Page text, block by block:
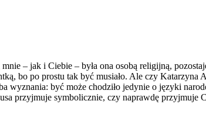
– jak i Ciebie – była ona osobą religijną,
bo po prostu tak być musiało. Ale czy
wyznania: być może chodziło jedynie o języki
przyjmuje symbolicznie, czy naprawdę przyjmuje